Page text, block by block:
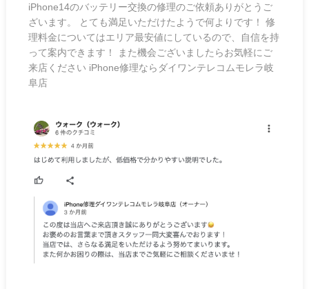
iPhone14のバッテリー交換の修理のご依頼ありがとうご
ざいます。 とても満足いただけたようで何よりです！ 修
理料金についてはエリア最安値にしているので、自信を持
って案内できます！ また機会ございましたらお気軽にご
来店ください iPhone修理ならダイワンテレコムモレラ岐
阜店